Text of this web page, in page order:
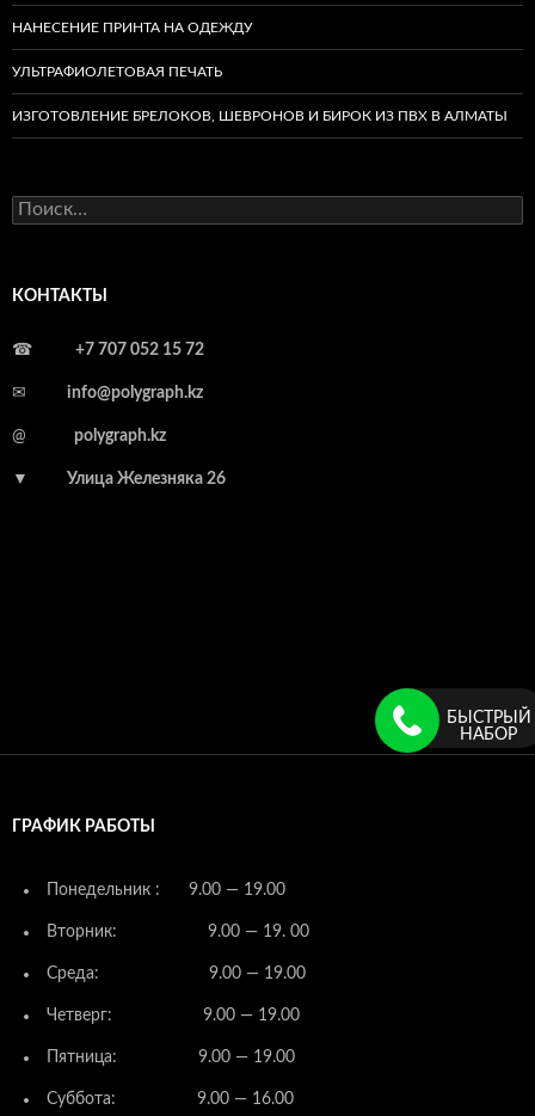
НАНЕСЕНИЕ ПРИНТА НА ОДЕЖДУ
УЛЬТРАФИОЛЕТОВАЯ ПЕЧАТЬ
ИЗГОТОВЛЕНИЕ БРЕЛОКОВ, ШЕВРОНОВ И БИРОК ИЗ ПВХ В АЛМАТЫ
Найти:
КОНТАКТЫ
☎ +7 707 052 15 72
✉ info@polygraph.kz
@ polygraph.kz
▼ Улица Железняка 26
ГРАФИК РАБОТЫ
Понедельник : 9.00 — 19.00
Вторник: 9.00 — 19. 00
Среда: 9.00 — 19.00
Четверг: 9.00 — 19.00
Пятница: 9.00 — 19.00
Суббота: 9.00 — 16.00
БЫСТРЫЙ
НАБОР